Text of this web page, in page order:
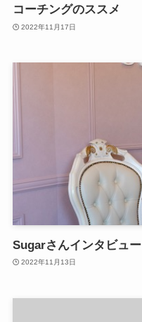
コーチングのススメ
2022年11月17日
Sugarさんインタビュー
2022年11月13日